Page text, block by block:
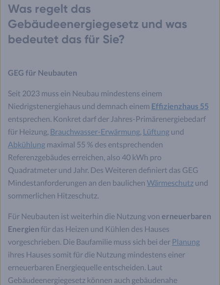
Was regelt das
Gebäudeenergiegesetz und was
bedeutet das für Sie?
GEG für Neubauten
Seit 2023 muss ein Neubau mindestens einem
Niedrigstenergiehaus und demnach einem Effizienzhaus 55
entsprechen. Konkret darf der Jahres-Primärenergiebedarf
für Heizung, Brauchwasser-Erwärmung, Lüftung und
Abkühlung maximal 55 % des entsprechenden
Referenzgebäudes erreichen, also 40 kWh pro
Quadratmeter und Jahr. Des Weiteren definiert das GEG
Mindestanforderungen an den baulichen Wärmeschutz und
sommerlichen Hitzeschutz.
Für Neubauten ist weiterhin die Nutzung von erneuerbaren
Energien für das Heizen und Kühlen des Hauses
vorgeschrieben. Die Baufamilie muss sich bei der Planung
ihres Hauses somit für die Nutzung mindestens einer
erneuerbaren Energiequelle entscheiden. Laut
Gebäudeenergiegesetz können auch gebäudenahe